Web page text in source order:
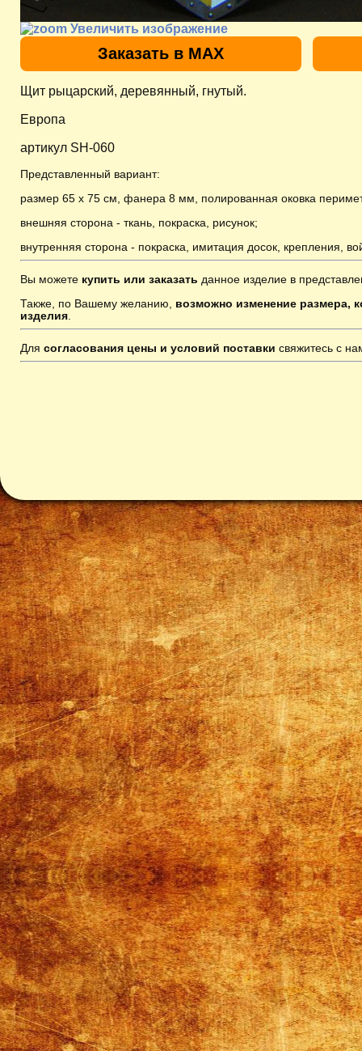
Увеличить изображение
Заказать в MAX
Щит рыцарский, деревянный, гнутый.
Европа
артикул SH-060
Представленный вариант:
размер 65 х 75 см, фанера 8 мм, полированная оковка
внешняя сторона - ткань, покраска, рисунок;
внутренняя сторона - покраска, имитация досок, крепления,
Вы можете купить или заказать данное изделие в
Также, по Вашему желанию, возможно изменение размера,
изделия
Для согласования цены и условий поставки свяжитесь с